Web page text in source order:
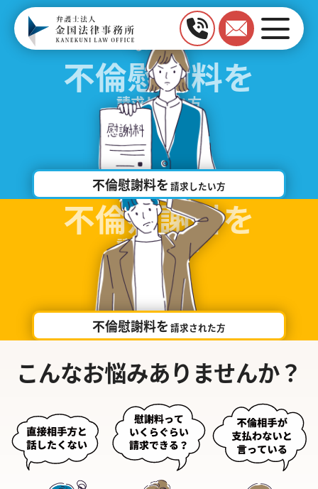
不倫慰謝料を
請求したい方
不倫慰謝料を 請求したい方
不倫慰謝料を
請求された方
不倫慰謝料を 請求された方
こんなお悩みありませんか？